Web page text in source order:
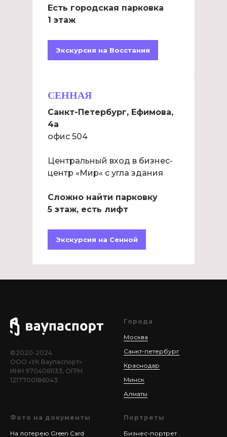
Есть городская парковка
1 этаж
Экскурсия на Восстания
СЕННАЯ
Санкт-Петербург, Ефимова,
4а
офис 504
Центральный вход в бизнес-
центр «Мир« с угла здания
Сложно найти парковку
5 этаж, есть лифт
Экскурсия на Сенной
©2020-2024
ООО «УК Ваупаспорт»
ИНН 9704061133, ОГРН
1217700186043
Города
Москва
Санкт-петербург
Краснодар
Минск
Алматы
Фото на документы
На лотерею Green Card
Портреты
Бизнес-портрет